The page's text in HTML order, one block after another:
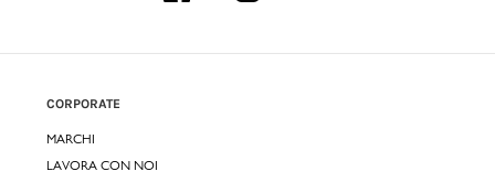
CORPORATE
MARCHI
LAVORA CON NOI